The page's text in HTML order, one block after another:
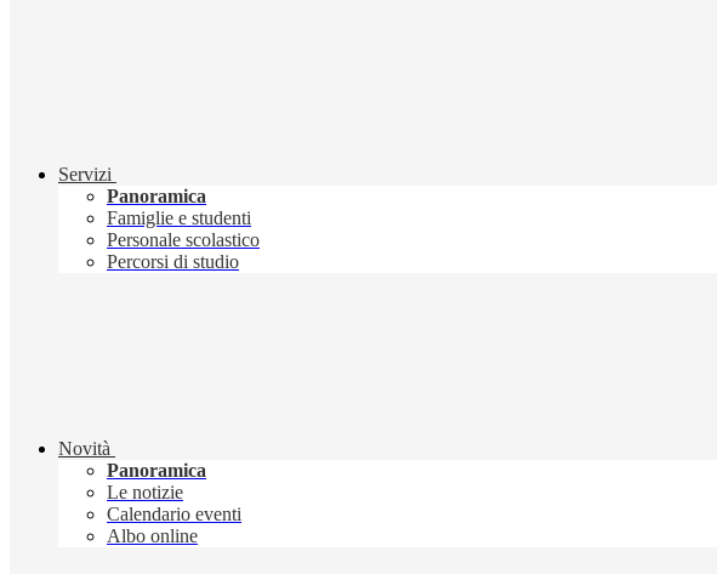
Servizi
Panoramica
Famiglie e studenti
Personale scolastico
Percorsi di studio
Novità
Panoramica
Le notizie
Calendario eventi
Albo online